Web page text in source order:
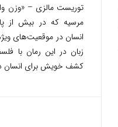
توریست مالزی – «وزن
مرسیه که در بیش از
انسان در موقعیت‌های
زبان در این رمان با
کشف خویش برای انسان